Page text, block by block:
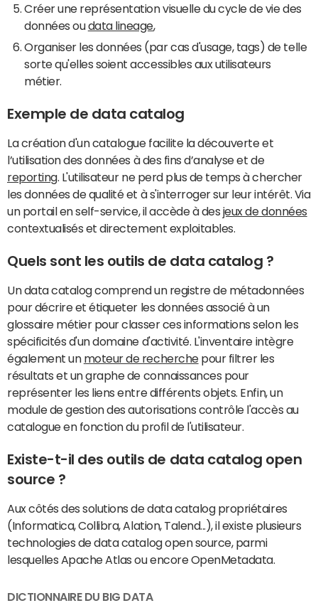
Créer une représentation visuelle du cycle de vie des
données oudata lineage,
Organiser les données (par cas d'usage, tags) de telle
sorte qu'elles soient accessibles aux utilisateurs
métier.
Exemple de data catalog
La création d'un catalogue facilite la découverte et
l’utilisation des données à des fins d’analyse et de
reporting. L'utilisateur ne perd plus de temps à chercher
les données de qualité et à s'interroger sur leur intérêt. Via
un portail en self-service, il accède à des jeux de données
contextualisés et directement exploitables.
Quels sont les outils de data catalog ?
Un data catalog comprend un registre de métadonnées
pour décrire et étiqueter les données associé à un
glossaire métier pour classer ces informations selon les
spécificités d'un domaine d'activité. L'inventaire intègre
également un moteur de recherchepour filtrer les
résultats et un graphe de connaissances pour
représenter les liens entre différents objets. Enfin, un
module de gestion des autorisations contrôle l'accès au
catalogue en fonction du profil de l'utilisateur.
Existe-t-il des outils de data catalog open
source ?
Aux côtés des solutions de data catalog propriétaires
(Informatica, Collibra, Alation, Talend...), il existe plusieurs
technologies de data catalog open source, parmi
lesquelles Apache Atlas ou encore OpenMetadata.
DICTIONNAIRE DU BIG DATA